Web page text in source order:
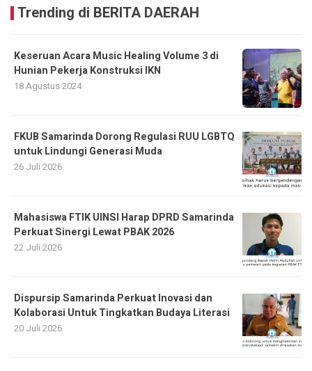
Trending di BERITA DAERAH
Keseruan Acara Music Healing Volume 3 di
Hunian Pekerja Konstruksi IKN
18 Agustus 2024
FKUB Samarinda Dorong Regulasi RUU LGBTQ
untuk Lindungi Generasi Muda
26 Juli 2026
Mahasiswa FTIK UINSI Harap DPRD Samarinda
Perkuat Sinergi Lewat PBAK 2026
22 Juli 2026
Dispursip Samarinda Perkuat Inovasi dan
Kolaborasi Untuk Tingkatkan Budaya Literasi
20 Juli 2026